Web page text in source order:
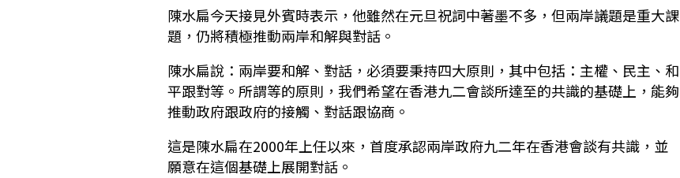
聲音資料
陳水扁今天接見外賓時表示，他雖然在元旦祝詞中著墨不多，但兩岸議題是重大課
題，仍將積極推動兩岸和解與對話。
陳水扁說：兩岸要和解、對話，必須要秉持四大原則，其中包括：主權、民主、和
平跟對等。所謂等的原則，我們希望在香港九二會談所達至的共識的基礎上，能夠
推動政府跟政府的接觸、對話跟協商。
這是陳水扁在2000年上任以來，首度承認兩岸政府九二年在香港會談有共識，並
願意在這個基礎上展開對話。